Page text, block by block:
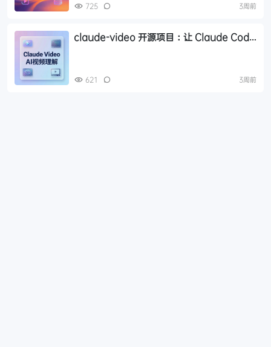
725 3周前
claude-video 开源项目：让 Claude Code
621 3周前